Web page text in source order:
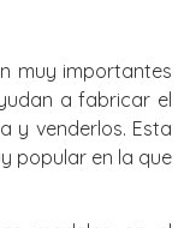
muy importantes
a fabricar el
y venderlos. Esta
popular en la que